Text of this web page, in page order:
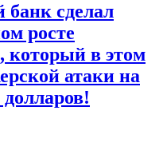
сделал
росте
который в этом
атаки на